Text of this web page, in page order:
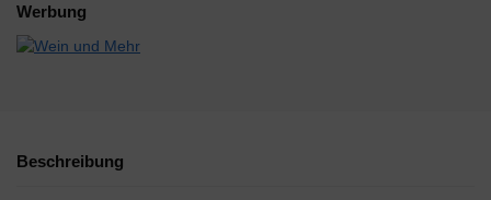
Werbung
Beschreibung